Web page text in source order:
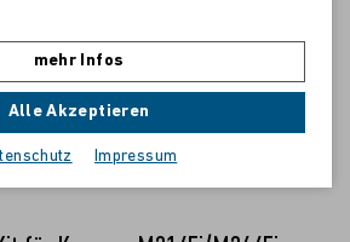
mehr Infos
Alle Akzeptieren
Impressum